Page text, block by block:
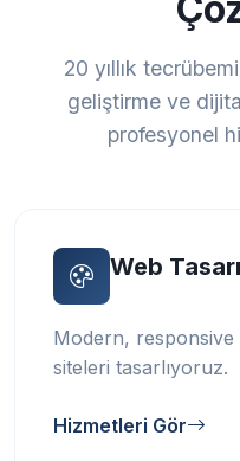
20 yıllık
geliştirme ve
profesyonel
Web
Modern, responsive
siteleri tasarlıyoruz.
Hizmetleri Gör